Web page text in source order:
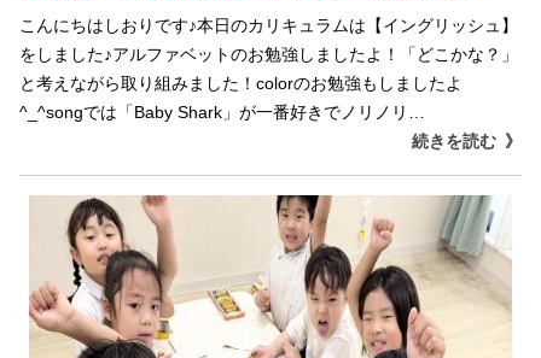
こんにちはしおりです♪本日のカリキュラムは【イングリッシュ】
をしました♪アルファベットのお勉強しましたよ！「どこかな？」
と考えながら取り組みました！colorのお勉強もしましたよ
^_^songでは「Baby Shark」が一番好きでノリノリ…
続きを読む